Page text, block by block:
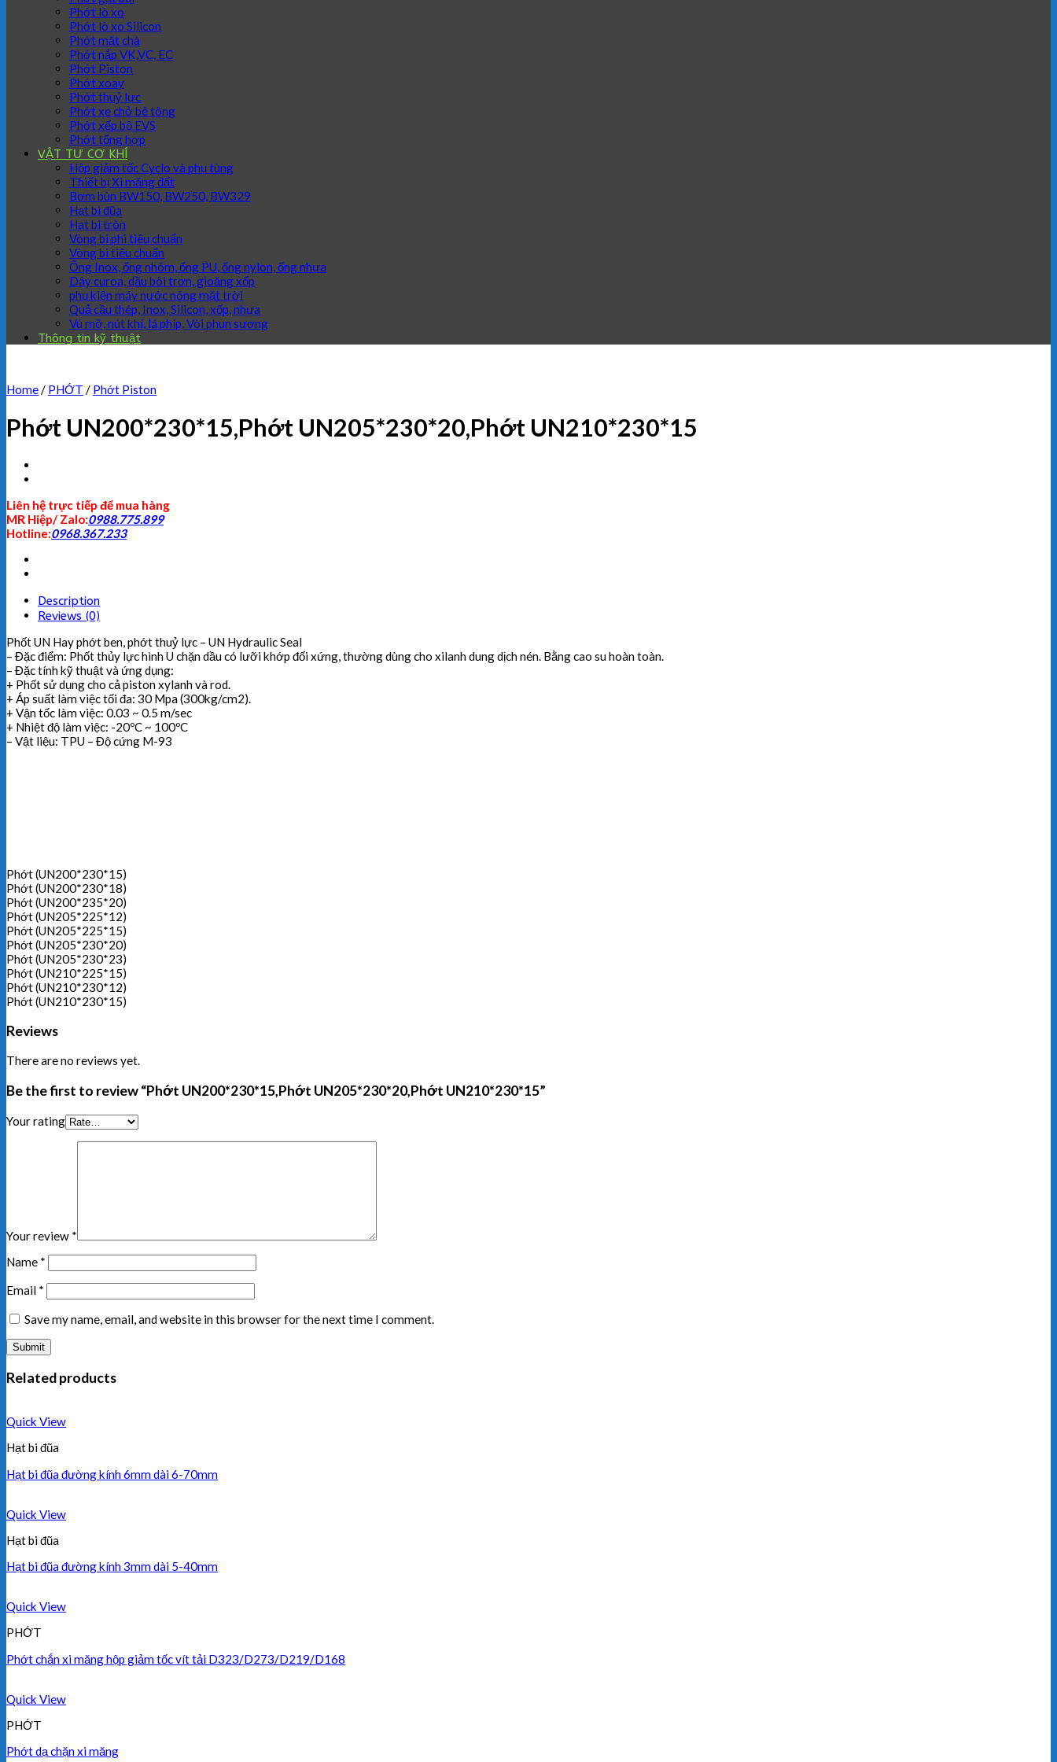
Phớt lò xo
Phớt lò xo Silicon
Phớt mặt chà
Phớt nắp VK,VC, EC
Phớt Piston
Phớt xoay
Phớt thuỷ lực
Phớt xe chở bê tông
Phớt xếp bộ EVS
Phớt tổng hợp
VẬT TƯ CƠ KHÍ
Hộp giảm tốc Cyclo và phụ tùng
Thiết bị Xi măng đất
Bơm bùn BW150, BW250, BW329
Hạt bi đũa
Hạt bi tròn
Vòng bi phi tiêu chuẩn
Vòng bi tiêu chuẩn
Ống Inox, ống nhôm, ống PU, ống nylon, ống nhựa
Dây curoa, dầu bôi trơn, gioăng xốp
phụ kiện máy nước nóng mặt trời
Quả cầu thép, Inox, Silicon, xốp, nhựa
Vú mỡ, nút khí, lá phíp, Vòi phun sương
Thông tin kỹ thuật
Home/ PHỚT / Phớt Piston
Phớt UN200*230*15,Phớt UN205*230*20,Phớt UN210*230*15
Liên hệ trực tiếp để mua hàng
MR Hiệp/ Zalo:0988.775.899
Hotline:0968.367.233
Description
Reviews (0)
Phốt UN Hay phớt ben, phớt thuỷ lực – UN Hydraulic Seal
– Đặc điểm: Phốt thủy lực hình U chặn dầu có lưỡi khớp đối xứng, thường dùng cho xilanh dung dịch nén. Bằng cao su hoàn toàn.
– Đặc tính kỹ thuật và ứng dụng:
+ Phốt sử dụng cho cả piston xylanh và rod.
+ Áp suất làm việc tối đa: 30 Mpa (300kg/cm2).
+ Vận tốc làm việc: 0.03 ~ 0.5 m/sec
+ Nhiệt độ làm việc: -20ºC ~ 100ºC
– Vật liệu: TPU – Độ cứng M-93
Phớt (UN200*230*15)
Phớt (UN200*230*18)
Phớt (UN200*235*20)
Phớt (UN205*225*12)
Phớt (UN205*225*15)
Phớt (UN205*230*20)
Phớt (UN205*230*23)
Phớt (UN210*225*15)
Phớt (UN210*230*12)
Phớt (UN210*230*15)
Reviews
There are no reviews yet.
Be the first to review “Phớt UN200*230*15,Phớt UN205*230*20,Phớt UN210*230*15”
Your rating
Your review *
Name *
Email *
Save my name, email, and website in this browser for the next time I comment.
Related products
Quick View
Hạt bi đũa
Hạt bi đũa đường kính 6mm dài 6-70mm
Quick View
Hạt bi đũa
Hạt bi đũa đường kính 3mm dài 5-40mm
Quick View
PHỚT
Phớt chắn xi măng hộp giảm tốc vít tải D323/D273/D219/D168
Quick View
PHỚT
Phớt dạ chặn xi măng